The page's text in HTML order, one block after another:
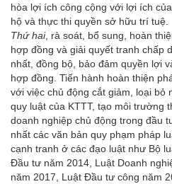
hòa lợi ích công cộng với lợi ích
hộ và thực thi quyền sở hữu trí tuệ.
Thứ hai, rà soát, bổ sung, hoàn
hợp đồng và giải quyết tranh chấp
nhất, đồng bộ, bảo đảm quyền lợi
hợp đồng. Tiến hành hoàn thiện
với việc chủ động cắt giảm, loại bỏ
quy luật của KTTT, tạo môi trường
doanh nghiệp chủ động trong đầu
nhất các văn bản quy phạm pháp
cạnh tranh ở các đạo luật như Bộ
Đầu tư năm 2014, Luật Doanh
năm 2017, Luật Đầu tư công năm